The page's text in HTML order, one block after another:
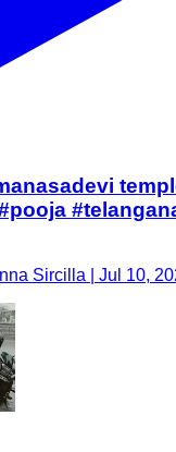
Sircilla | Jul 10,